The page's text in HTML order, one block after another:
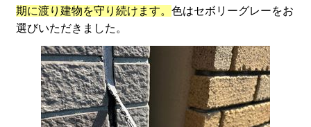
期に渡り建物を守り続けます。 色はセボリーグレーをお
選びいただきました。